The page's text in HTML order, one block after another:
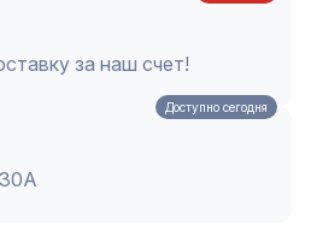
за наш счет!
Доступно сегодня